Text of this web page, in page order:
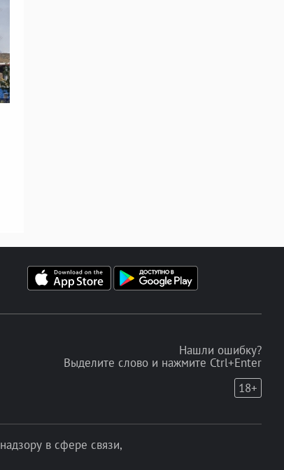
Нашли ошибку?
Выделите слово и нажмите Ctrl+Enter
18+
в сфере связи,